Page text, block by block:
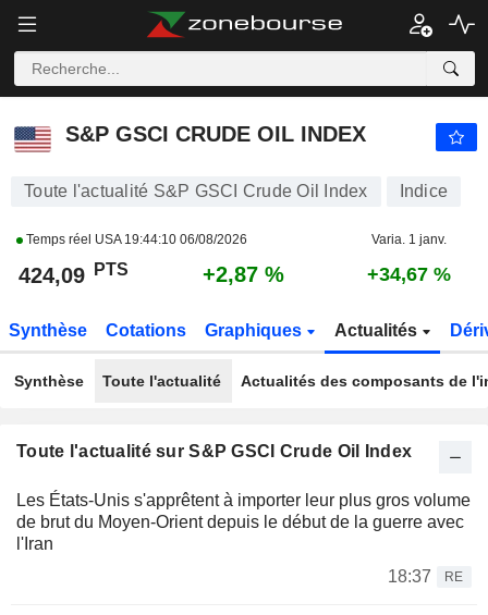
S&P GSCI CRUDE OIL INDEX
Toute l'actualité S&P GSCI Crude Oil Index Indice
Temps réel USA 19:44:10 06/08/2026 Varia. 1 janv.
424,09 PTS +2,87 % +34,67 %
Synthèse Cotations Graphiques Actualités
Synthèse Toute l'actualité Actualités des composants de
Toute l'actualité sur S&P GSCI Crude Oil Index
Les États-Unis s'apprêtent à importer leur plus gros volume
de brut du Moyen-Orient depuis le début de la guerre avec
l'Iran
18:37
RE